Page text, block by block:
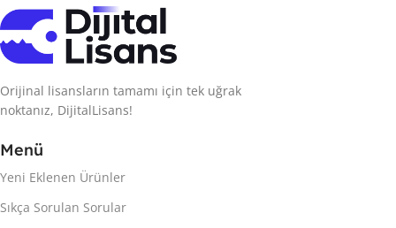
Orijinal lisansların tamamı için tek uğrak
noktanız, DijitalLisans!
Menü
Yeni Eklenen Ürünler
Sıkça Sorulan Sorular